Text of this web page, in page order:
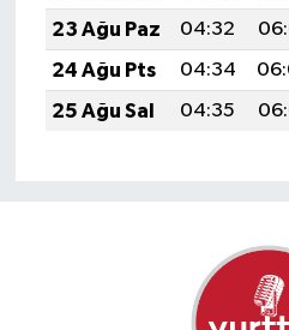
23 Ağu Paz
04:32
24 Ağu Pts
04:34
25 Ağu Sal
04:35